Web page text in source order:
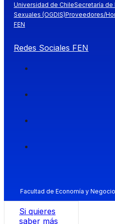
Universidad de ChileSecretaría de
Sexuales (OGDIS)Proveedores/
FEN
Redes Sociales FEN
Facultad de Economía y
Si quieres
saber más